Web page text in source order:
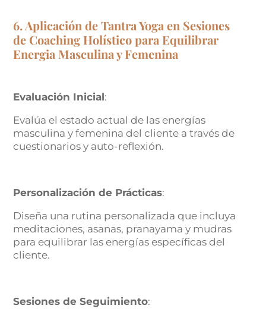
6. Aplicación de Tantra Yoga en Sesiones
de Coaching Holístico para Equilibrar
Energia Masculina y Femenina
Evaluación Inicial:
Evalúa el estado actual de las energías
masculina y femenina del cliente a través de
cuestionarios y auto-reflexión.
Personalización de Prácticas:
Diseña una rutina personalizada que incluya
meditaciones, asanas, pranayama y mudras
para equilibrar las energías específicas del
cliente.
Sesiones de Seguimiento: